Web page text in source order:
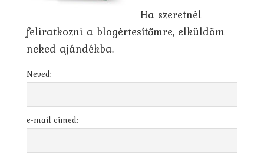
Ha szeretnél
feliratkozni a blogértesítőmre, elküldöm
neked ajándékba.
Neved:
e-mail címed: